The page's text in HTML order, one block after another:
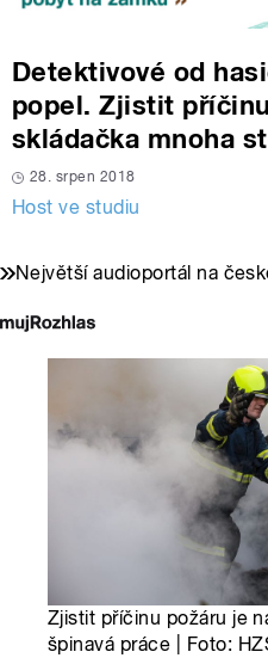
Detektivové od
popel. Zjistit
skládačka mnoha
28. srpen 2018
Host ve studiu
Největší audioportál na
Zjistit příčinu požáru je
špinavá práce | Foto: